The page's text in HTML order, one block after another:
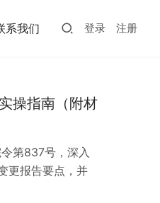
系我们 登录 注册
操指南（附材
第837号，深入
更报告要点，并